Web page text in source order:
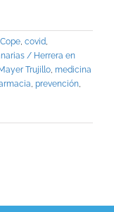
Cope, covid,
/ Herrera en
Mayer Trujillo, medicina
, prevención,